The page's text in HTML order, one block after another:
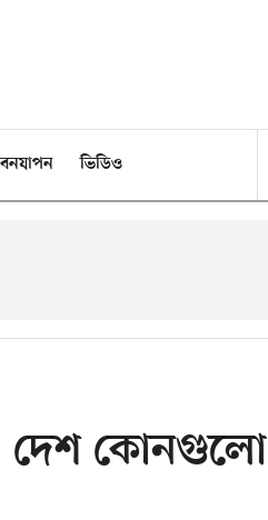
ভিডিও
দেশ কোনগুলো